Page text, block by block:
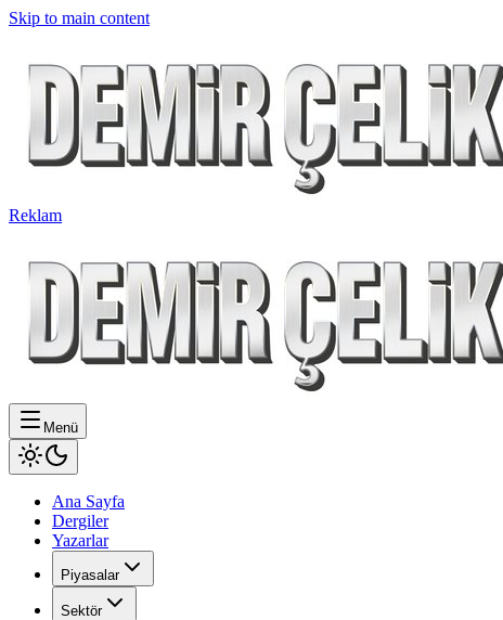
Skip to main content
Reklam
Menü
Ana Sayfa
Dergiler
Yazarlar
Piyasalar
Sektör